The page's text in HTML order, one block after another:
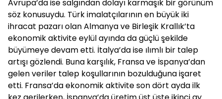
Avrupa’da ise salgından dolayı karmaşık bir görünüm
söz konusuydu. Türk imalatçılarının en büyük iki
ihracat pazarı olan Almanya ve Birleşik Krallık’ta
ekonomik aktivite eylül ayında da güçlü şekilde
büyümeye devam etti. İtalya’da ise ılımlı bir talep
artışı gözlendi. Buna karşılık, Fransa ve İspanya’dan
gelen veriler talep koşullarının bozulduğuna işaret
etti. Fransa’da ekonomik aktivite son dört ayda ilk